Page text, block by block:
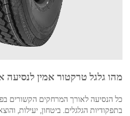
מהו גלגל טרקטור אמין לנסיעה
כל הנסיעה לאורך המרחקים הקשורים
בתפקודיות הגלגלים. ביטחון, יעילות,